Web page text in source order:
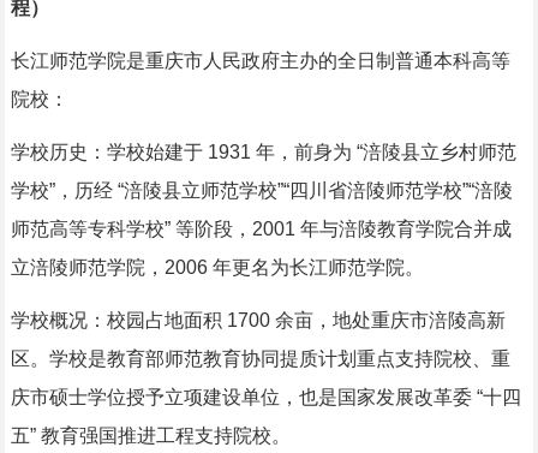
程）
长江师范学院是重庆市人民政府主办的全日制普通本科高等
院校：
学校历史：学校始建于 1931 年，前身为 “涪陵县立乡村师范
学校”，历经 “涪陵县立师范学校”“四川省涪陵师范学校”“涪陵
师范高等专科学校” 等阶段，2001 年与涪陵教育学院合并成
立涪陵师范学院，2006 年更名为长江师范学院。
学校概况：校园占地面积 1700 余亩，地处重庆市涪陵高新
区。学校是教育部师范教育协同提质计划重点支持院校、重
庆市硕士学位授予立项建设单位，也是国家发展改革委 “十四
五” 教育强国推进工程支持院校。